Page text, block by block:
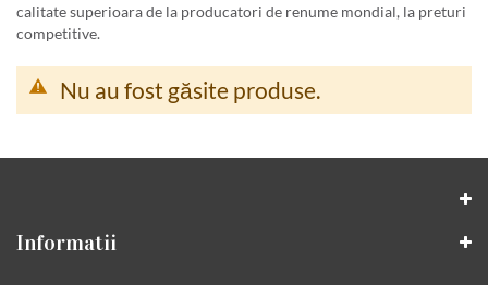
calitate superioara de la producatori de renume mondial, la preturi
competitive.
Nu au fost găsite produse.
Informatii